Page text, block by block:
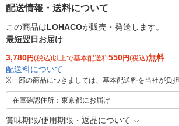
配送情報・送料について
この商品はLOHACOが販売・発送します。
最短翌日お届け
3,780円(税込)以上で基本配送料550円(税込)無料
配送料について
※一部の商品につきましては、基本配送料を当社が負担
在庫確認住所：東京都にお届け
賞味期限/使用期限・返品について